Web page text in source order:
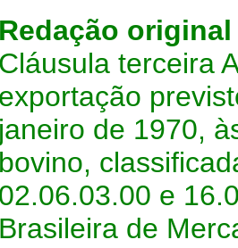
Redação original
Cláusula terceira
exportação
janeiro de 1970,
bovino,
02.06.03.00 e
Brasileira de